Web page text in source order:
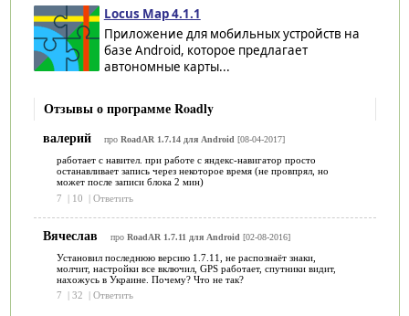
Locus Map 4.1.1
Приложение для мобильных устройств на
базе Android, которое предлагает
автономные карты...
Отзывы о программе Roadly
валерий
про RoadAR 1.7.14 для Android[08-04-2017]
работает с навител. при работе с яндекс-навигатор просто
останавливает запись через некоторое время (не провпрял, но
может после записи блока 2 мин)
7
| 10 | Ответить
Вячеслав про RoadAR 1.7.11 для Android [02-08-2016]
Установил последнюю версию 1.7.11, не распознаёт знаки,
молчит, настройки все включил, GPS работает, спутники видит,
нахожусь в Украине. Почему? Что не так?
7
32 Ответить